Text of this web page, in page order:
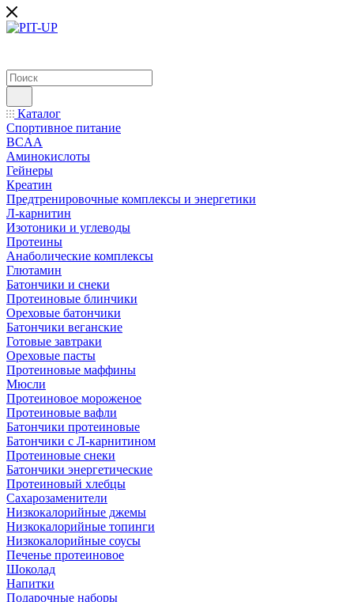
Каталог
Спортивное питание
BCAA
Аминокислоты
Гейнеры
Креатин
Предтренировочные комплексы и энергетики
Л-карнитин
Изотоники и углеводы
Протеины
Анаболические комплексы
Глютамин
Батончики и снеки
Протеиновые блинчики
Ореховые батончики
Батончики веганские
Готовые завтраки
Ореховые пасты
Протеиновые маффины
Мюсли
Протеиновое мороженое
Протеиновые вафли
Батончики протеиновые
Батончики с Л-карнитином
Протеиновые снеки
Батончики энергетические
Протеиновый хлебцы
Сахарозаменители
Низкокалорийные джемы
Низкокалорийные топинги
Низкокалорийные соусы
Печенье протеиновое
Шоколад
Напитки
Подарочные наборы